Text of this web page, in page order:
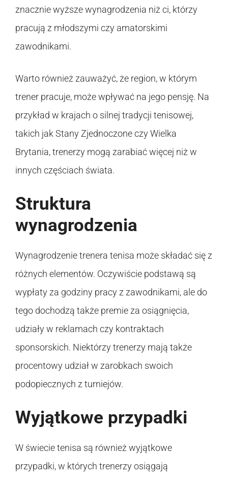
znacznie wyższe wynagrodzenia niż ci, którzy
pracują z młodszymi czy amatorskimi
zawodnikami.
Warto również zauważyć, że region, w którym
trener pracuje, może wpływać na jego pensję. Na
przykład w krajach o silnej tradycji tenisowej,
takich jak Stany Zjednoczone czy Wielka
Brytania, trenerzy mogą zarabiać więcej niż w
innych częściach świata.
Struktura
wynagrodzenia
Wynagrodzenie trenera tenisa może składać się z
różnych elementów. Oczywiście podstawą są
wypłaty za godziny pracy z zawodnikami, ale do
tego dochodzą także premie za osiągnięcia,
udziały w reklamach czy kontraktach
sponsorskich. Niektórzy trenerzy mają także
procentowy udział w zarobkach swoich
podopiecznych z turniejów.
Wyjątkowe przypadki
W świecie tenisa są również wyjątkowe
przypadki, w których trenerzy osiągają